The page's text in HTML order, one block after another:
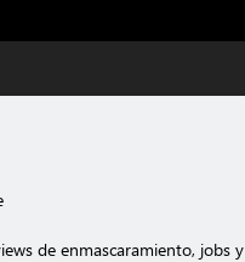
de enmascaramiento, jobs y